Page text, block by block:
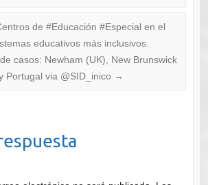
de #Educación #Especial en el
educativos más inclusivos.
casos: Newham (UK), New Brunswick
Portugal via @SID_inico →